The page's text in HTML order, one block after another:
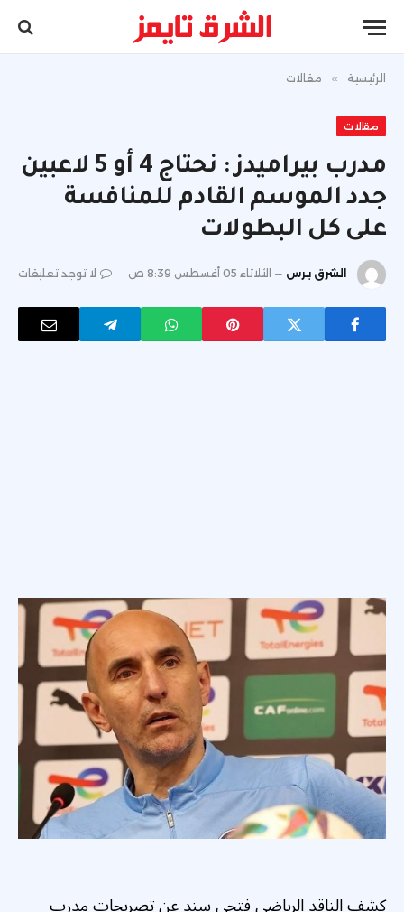
الرئيسية » مقالات
مقالات
مدرب بيراميدز : نحتاج 4 أو 5 لاعبين
جدد الموسم القادم للمنافسة
على كل البطولات
الشرق برس الثلاثاء 05 أغسطس 8:39 ص لا توجد تعليقات